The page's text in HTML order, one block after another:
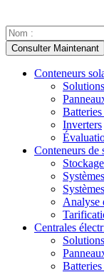
Conteneurs
Inverters
Conteneurs de
Analyse
Centrales